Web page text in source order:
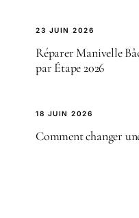
23 JUIN 2026
Réparer Manivelle
par Étape 2026
18 JUIN 2026
Comment changer